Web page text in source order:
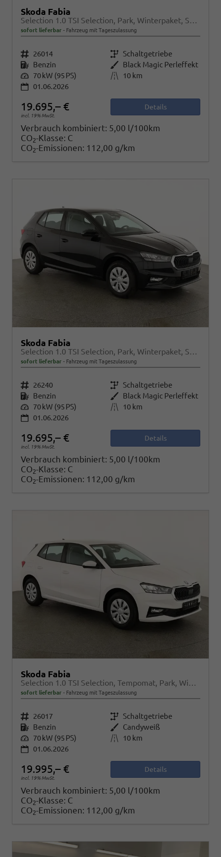
Skoda Fabia
Selection 1.0 TSI Selection, Park, Winterpaket, SmartLink, 4 J.-Garantie
sofort lieferbar Fahrzeug mit Tageszulassung
Fahrzeugnr. 26014 Getriebe Schaltgetriebe
Kraftstoff Benzin Außenfarbe Black Magic Perleffekt
Leistung 70 kW (95 PS) Kilometerstand
10 km
01.06.2026
19.695,– €
incl. 19% MwSt.
Details
Verbrauch kombiniert: 5,00 l/100km
CO2-Klasse: C
CO2-Emissionen: 112,00 g/km
Skoda Fabia
Selection 1.0 TSI Selection, Park, Winterpaket, SmartLink, 4 J.-Garantie
sofort lieferbar Fahrzeug mit Tageszulassung
Fahrzeugnr. 26240 Getriebe Schaltgetriebe
Kraftstoff Benzin Außenfarbe Black Magic Perleffekt
Leistung 70 kW (95 PS) Kilometerstand
10 km
01.06.2026
19.695,– €
incl. 19% MwSt.
Details
Verbrauch kombiniert: 5,00 l/100km
CO2-Klasse: C
CO2-Emissionen: 112,00 g/km
Skoda Fabia
Selection 1.0 TSI Selection, Tempomat, Park, Winterpaket, SmartLink, 4 J.-Garantie
sofort lieferbar Fahrzeug mit Tageszulassung
Fahrzeugnr. 26017 Getriebe Schaltgetriebe
Kraftstoff Benzin Außenfarbe Candyweiß
Leistung 70 kW (95 PS) Kilometerstand
10 km
01.06.2026
19.995,– €
incl. 19% MwSt.
Details
Verbrauch kombiniert: 5,00 l/100km
CO2-Klasse: C
CO2-Emissionen: 112,00 g/km